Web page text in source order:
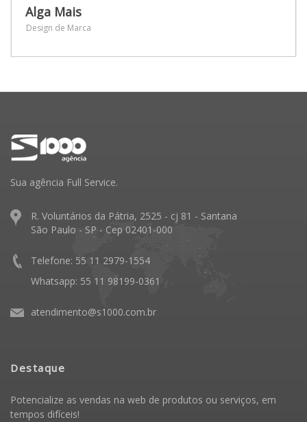
Alga Mais
Design de Marca
Sua agência Full Service.
R. Voluntários da Pátria, 2525 - cj 81 - Santana
São Paulo - SP - Cep 02401-000
Telefone: 55 11 2979-1554
Whatsapp: 55 11 98199-0361
atendimento@s1000.com.br
Destaque
Potencialize as vendas na web de produtos ou serviços, em
tempos difíceis!